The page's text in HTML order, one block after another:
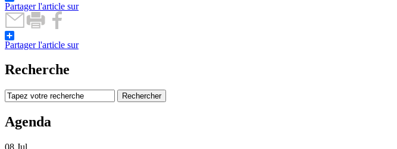
Partager l'article sur
Partager l'article sur
Recherche
Agenda
08 Jul